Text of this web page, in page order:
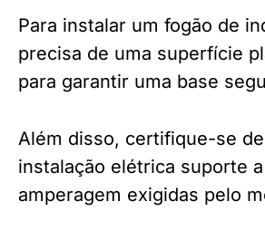
Para instalar um fogão de
precisa de uma superfície
para garantir uma base
Além disso, certifique-se
instalação elétrica suporte
amperagem exigidas pelo